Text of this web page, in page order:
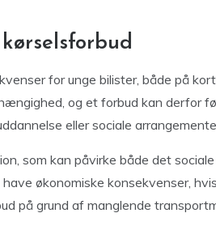
for unge bilister, både på
og et forbud kan derfor
eller sociale
som kan påvirke både det
økonomiske konsekvenser,
på grund af manglende